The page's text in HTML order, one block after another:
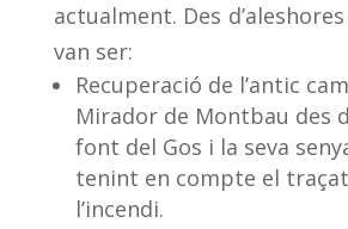
actualment. Des
van ser:
Recuperació de l’antic
Mirador de Montbau des
font del Gos i la seva
tenint en compte el
l’incendi.